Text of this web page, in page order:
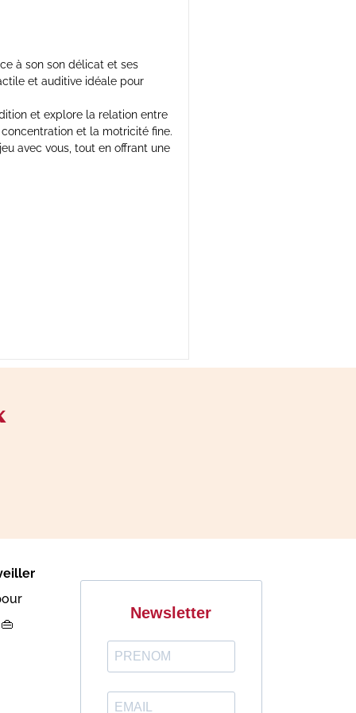
à son son délicat et ses
et auditive idéale pour
et explore la relation entre
et la motricité fine.
avec vous, tout en offrant une
Newsletter